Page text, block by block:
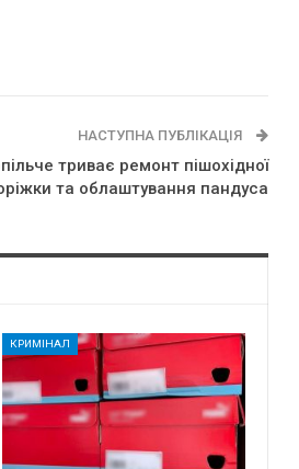
НАСТУПНА ПУБЛІКАЦІЯ
триває ремонт пішохідної
та облаштування пандуса
КРИМІНАЛ